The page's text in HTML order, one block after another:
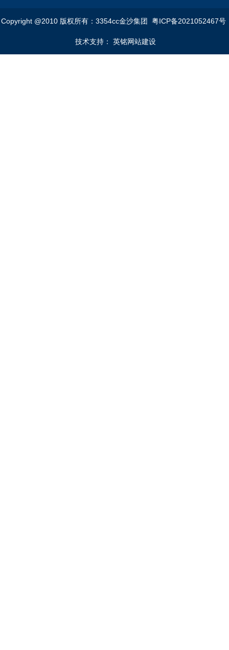
Copyright @2010 版权所有：3354cc金沙集团 粤ICP备2021052467号
技术支持： 英铭网站建设